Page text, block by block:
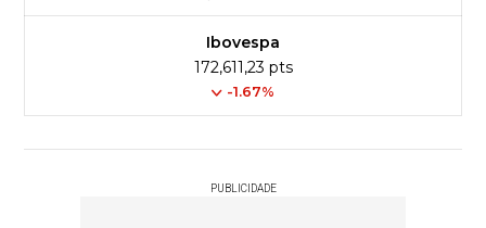
Ibovespa
172,611,23 pts
-1.67%
PUBLICIDADE